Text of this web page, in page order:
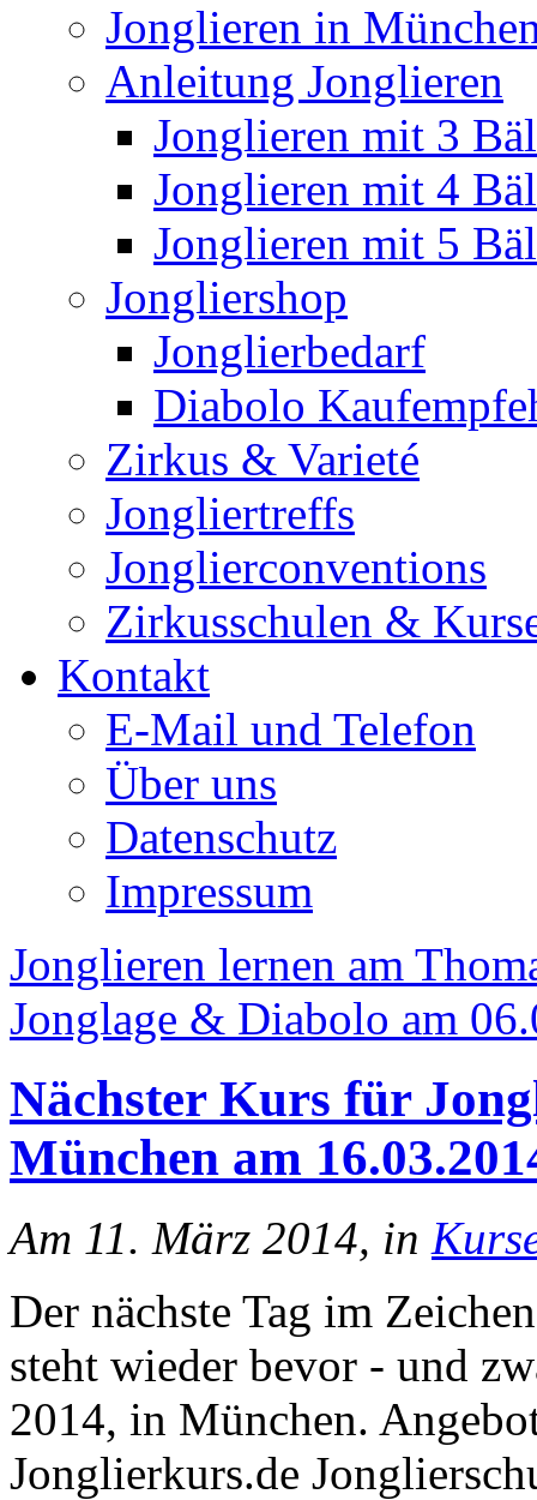
Jonglieren in
Anleitung Jonglieren
Jonglieren mit 3
Jonglieren mit 4
Jonglieren mit 5
Jongliershop
Jonglierbedarf
Diabolo
Zirkus & Varieté
Jongliertreffs
Jonglierconventions
Zirkusschulen &
Kontakt
E-Mail und Telefon
Über uns
Datenschutz
Impressum
Jonglieren lernen am
Jonglage & Diabolo am
Nächster Kurs für
München am
Am 11. März 2014, in
Der nächste Tag im
steht wieder bevor - und
2014, in München.
Jonglierkurs.de